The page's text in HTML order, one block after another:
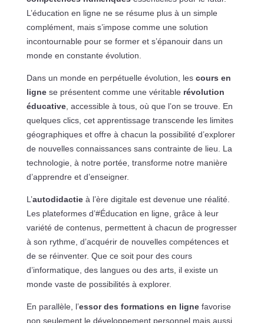
L’éducation en ligne ne se résume plus à un simple
complément, mais s’impose comme une solution
incontournable pour se former et s’épanouir dans un
monde en constante évolution.
Dans un monde en perpétuelle évolution, les cours en
lignese présentent comme une véritable révolution
éducative, accessible à tous, où que l’on se trouve. En
quelques clics, cet apprentissage transcende les limites
géographiques et offre à chacun la possibilité d’explorer
de nouvelles connaissances sans contrainte de lieu. La
technologie, à notre portée, transforme notre manière
d’apprendre et d’enseigner.
L’autodidactieà l’ère digitale est devenue une réalité.
Les plateformes d’#Éducation en ligne, grâce à leur
variété de contenus, permettent à chacun de progresser
à son rythme, d’acquérir de nouvelles compétences et
de se réinventer. Que ce soit pour des cours
d’informatique, des langues ou des arts, il existe un
monde vaste de possibilités à explorer.
En parallèle, l’essor des formations en lignefavorise
non seulement le développement personnel mais aussi